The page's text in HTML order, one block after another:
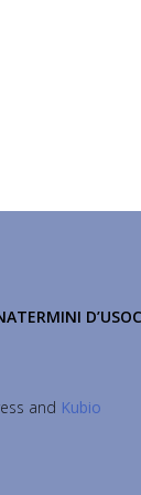
TERMINI D’USO
and Kubio